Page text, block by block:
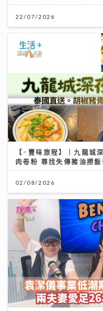
22/07/2026
【#豐味旅程】｜九龍城
肉卷粉 尋找失傳豬油撈飯
02/08/2026